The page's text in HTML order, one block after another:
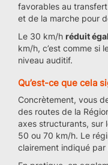
favorables au
et de la marche pour
Le 30 km/h réduit
km/h, c’est comme si
niveau auditif.
Qu’est-ce que cela
Concrètement, vous
des routes de la
axes structurants, sur
50 ou 70 km/h. Le
clairement indiqué